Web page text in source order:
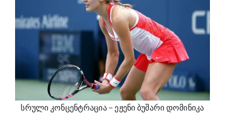
სრული კონცენტრაცია – ეჟენი ბუშარი დომინიკა